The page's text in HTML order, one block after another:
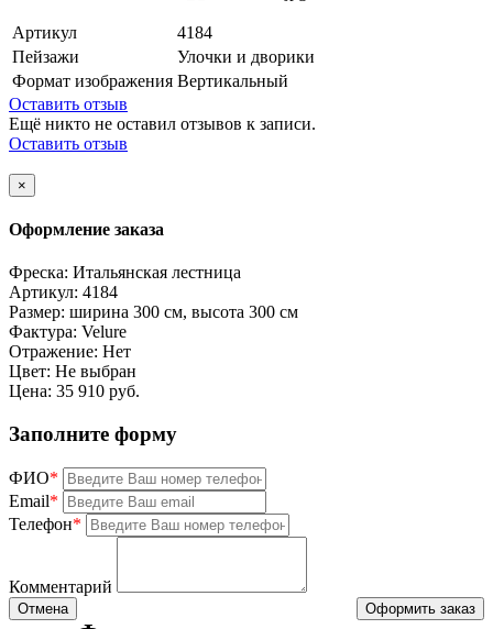
Артикул
4184
Пейзажи
Улочки и дворики
Формат изображения Вертикальный
Оставить отзыв
Ещё никто не оставил отзывов к записи.
Оставить отзыв
×
Оформление заказа
Фреска: Итальянская лестница
Артикул: 4184
Размер: ширина 300 см, высота 300 см
Фактура: Velure
Отражение: Нет
Цвет: Не выбран
Цена: 35 910 руб.
Заполните форму
ФИО*
Email*
Телефон*
Комментарий
Отмена Оформить заказ